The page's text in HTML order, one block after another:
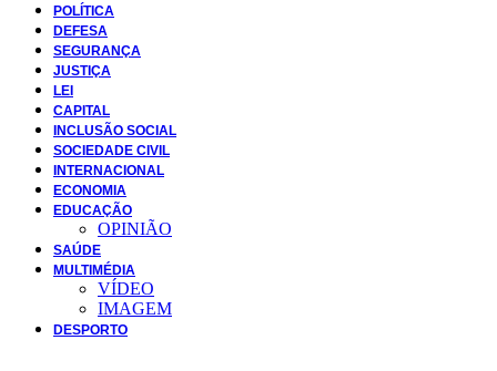
POLÍTICA
DEFESA
SEGURANÇA
JUSTIÇA
LEI
CAPITAL
INCLUSÃO SOCIAL
SOCIEDADE CIVIL
INTERNACIONAL
ECONOMIA
EDUCAÇÃO
OPINIÃO
SAÚDE
MULTIMÉDIA
VÍDEO
IMAGEM
DESPORTO